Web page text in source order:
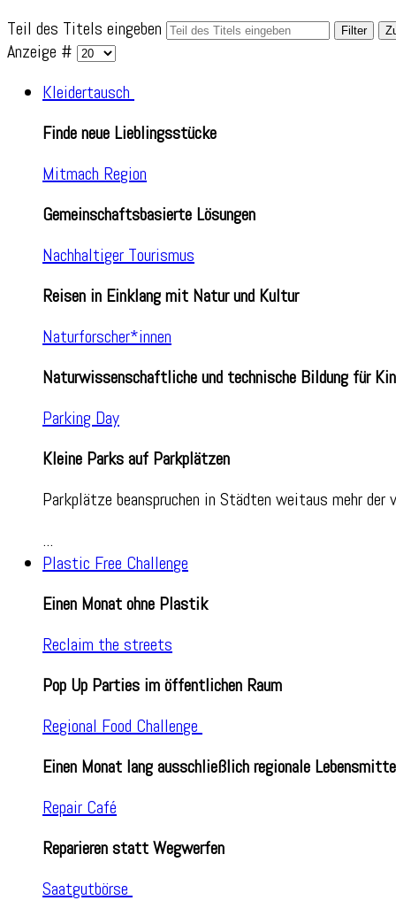
Teil des Titels eingeben
Filter
Anzeige #
Kleidertausch
Finde neue Lieblingsstücke
Mitmach Region
Gemeinschaftsbasierte Lösungen
Nachhaltiger Tourismus
Reisen in Einklang mit Natur und Kultur
Naturforscher*innen
Naturwissenschaftliche und technische Bildung für
Parking Day
Kleine Parks auf Parkplätzen
Parkplätze beanspruchen in Städten weitaus mehr
...
Plastic Free Challenge
Einen Monat ohne Plastik
Reclaim the streets
Pop Up Parties im öffentlichen Raum
Regional Food Challenge
Einen Monat lang ausschließlich regionale
Repair Café
Reparieren statt Wegwerfen
Saatgutbörse